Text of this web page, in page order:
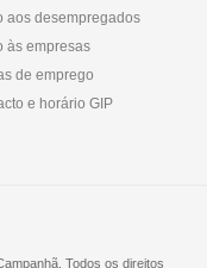
aos desempregados
às empresas
de emprego
e horário GIP
Todos os direitos